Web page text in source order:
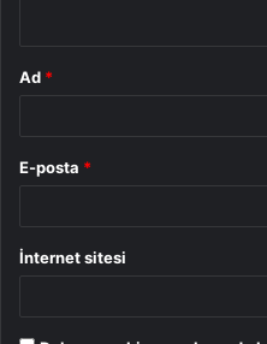
Ad *
E-posta *
İnternet sitesi